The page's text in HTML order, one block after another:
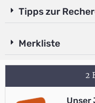
Tipps zur
Merkliste
2
Unser